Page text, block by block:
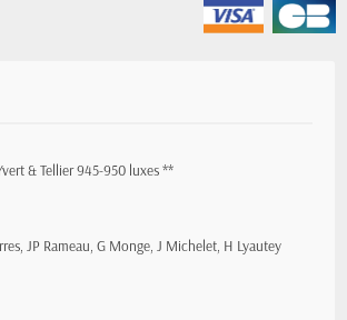
& Tellier 945-950 luxes **
JP Rameau, G Monge, J Michelet, H Lyautey